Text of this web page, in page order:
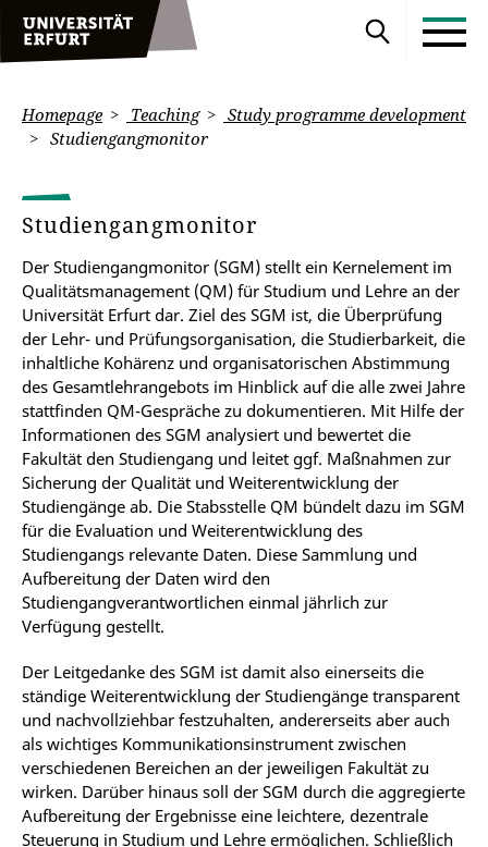
Homepage Teaching
Study programme development
Studiengangmonitor
Studiengangmonitor
Der Studiengangmonitor (SGM) stellt ein Kernelement im
Qualitätsmanagement (QM) für Studium und Lehre an der
Universität Erfurt dar. Ziel des SGM ist, die Überprüfung
der Lehr- und Prüfungsorganisation, die Studierbarkeit, die
inhaltliche Kohärenz und organisatorischen Abstimmung
des Gesamtlehrangebots im Hinblick auf die alle zwei Jahre
stattfinden QM-Gespräche zu dokumentieren. Mit Hilfe der
Informationen des SGM analysiert und bewertet die
Fakultät den Studiengang und leitet ggf. Maßnahmen zur
Sicherung der Qualität und Weiterentwicklung der
Studiengänge ab. Die Stabsstelle QM bündelt dazu im SGM
für die Evaluation und Weiterentwicklung des
Studiengangs relevante Daten. Diese Sammlung und
Aufbereitung der Daten wird den
Studiengangverantwortlichen einmal jährlich zur
Verfügung gestellt.
Der Leitgedanke des SGM ist damit also einerseits die
ständige Weiterentwicklung der Studiengänge transparent
und nachvollziehbar festzuhalten, andererseits aber auch
als wichtiges Kommunikationsinstrument zwischen
verschiedenen Bereichen an der jeweiligen Fakultät zu
wirken. Darüber hinaus soll der SGM durch die aggregierte
Aufbereitung der Ergebnisse eine leichtere, dezentrale
Steuerung in Studium und Lehre ermöglichen. Schließlich